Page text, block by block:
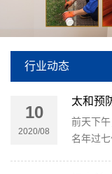
行业动态
10
2020/08
太和预
前天下
名年过